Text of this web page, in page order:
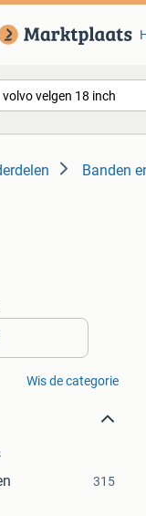
Banden
Wis de categorie
315